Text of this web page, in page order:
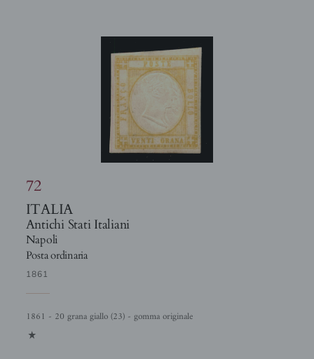
72
ITALIA
Antichi Stati Italiani
Napoli
Posta ordinaria
1861
1861 - 20 grana giallo (23) - gomma originale
1